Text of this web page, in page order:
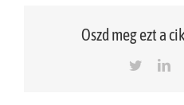
Oszd meg ezt a
Twitter